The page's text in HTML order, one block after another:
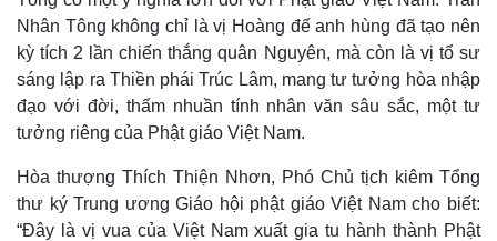
Hồ sơ
E-Magazine
Infographic
Nhân Tông không chỉ là vị Hoàng đế anh hùng đã tạo nên
kỳ tích 2 lần chiến thắng quân Nguyên, mà còn là vị tổ sư
sáng lập ra Thiền phái Trúc Lâm, mang tư tưởng hòa nhập
đạo với đời, thấm nhuần tính nhân văn sâu sắc, một tư
tưởng riêng của Phật giáo Việt Nam.
Hòa thượng Thích Thiện Nhơn, Phó Chủ tịch kiêm Tổng
thư ký Trung ương Giáo hội phật giáo Việt Nam cho biết:
“Đây là vị vua của Việt Nam xuất gia tu hành thành Phật